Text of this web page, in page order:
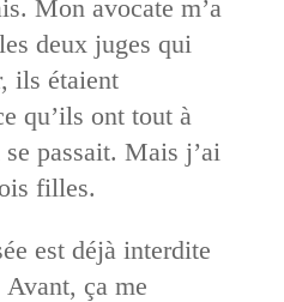
Mon avocate m’a
deux juges qui
ils étaient
qu’ils ont tout à
passait. Mais j’ai
filles.
est déjà interdite
Avant, ça me